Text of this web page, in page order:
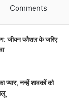
Comments
जीवन कौशल के जरिए
प्यार’, नन्हें शावकों को